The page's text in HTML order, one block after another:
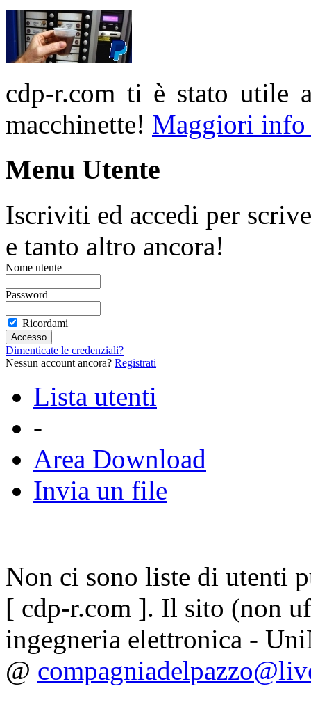
cdp-r.com ti è stato utile
macchinette! Maggiori
Menu Utente
Iscriviti ed accedi per
e tanto altro ancora!
Nome utente
Password
Ricordami
Dimenticate le credenziali?
Nessun account ancora? Registrati
Lista utenti
-
Area Download
Invia un file
Non ci sono liste di utenti
[ cdp-r.com ]. Il sito (non
ingegneria elettronica -
@